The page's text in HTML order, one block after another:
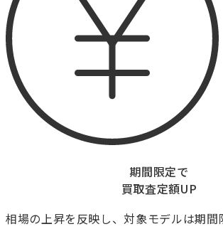
期間限定で
買取査定額UP
相場の上昇を反映し、対象モデルは期間